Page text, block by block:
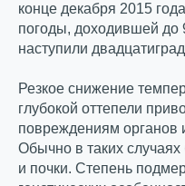
конце декабря 2015
погоды, доходившей до
наступили
Резкое снижение
глубокой оттепели
повреждениям органов
Обычно в таких
и почки. Степень